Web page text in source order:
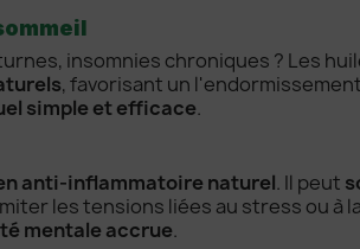
insomnies chroniques ? Les
, favorisant un l'endormissement
simple et efficace.
anti-inflammatoire naturel. Il peut
les tensions liées au stress ou à
mentale accrue.